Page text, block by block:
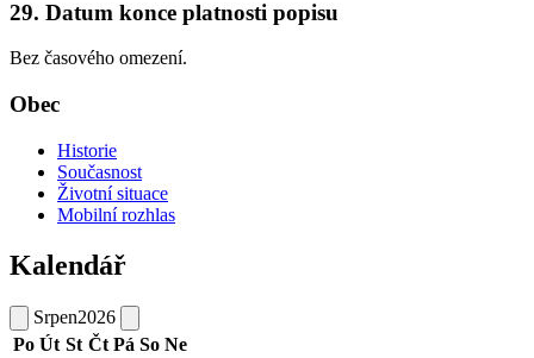
29. Datum konce platnosti popisu
Bez časového omezení.
Obec
Historie
Současnost
Životní situace
Mobilní rozhlas
Kalendář
Srpen2026
Po Út St Čt Pá So Ne